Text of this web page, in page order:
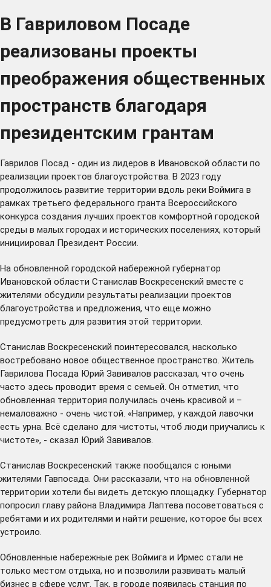
В Гавриловом Посаде
реализованы проекты
преображения общественных
пространств благодаря
президентским грантам
Гаврилов Посад - один из лидеров в Ивановской области по
реализации проектов благоустройства. В 2023 году
продолжилось развитие территории вдоль реки Воймига в
рамках третьего федерального гранта Всероссийского
конкурса создания лучших проектов комфортной городской
среды в малых городах и исторических поселениях, который
инициировал Президент России.
На обновленной городской набережной губернатор
Ивановской области Станислав Воскресенский вместе с
жителями обсудили результаты реализации проектов
благоустройства и предложения, что еще можно
предусмотреть для развития этой территории.
Станислав Воскресенский поинтересовался, насколько
востребовано новое общественное пространство. Житель
Гаврилова Посада Юрий Завивалов рассказал, что очень
часто здесь проводит время с семьей. Он отметил, что
обновленная территория получилась очень красивой и –
немаловажно - очень чистой. «Например, у каждой лавочки
есть урна. Всё сделано для чистоты, чтоб люди приучались к
чистоте», - сказал Юрий Завивалов.
Станислав Воскресенский также пообщался с юными
жителями Гавпосада. Они рассказали, что на обновленной
территории хотели бы видеть детскую площадку. Губернатор
попросил главу района Владимира Лаптева посоветоваться с
ребятами и их родителями и найти решение, которое бы всех
устроило.
Обновленные набережные рек Воймига и Ирмес стали не
только местом отдыха, но и позволили развивать малый
бизнес в сфере услуг. Так, в городе появилась станция по